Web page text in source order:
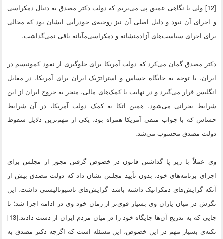
[12] ولی با نگاهی عمیق پی می‌بریم که دولت دکتر مصدق به دنبال دمکراسی
و اجرای آن نبود و دلیل اصلی آن نیز روحیه‌ی خودرأیی ایشان بود که مجالی
برای اجرای سیاست‌های آزادمنشانه و دمکراسی‌مآبانه باقی نمی‌‌گذاشت.
دکتر مصدق گمان می‌کرد که دولت آمریکا برای جلوگیری از نفوذ کمونیسم در
ایران، با توجه به جایگاه حساس و استراتژیک ایران برای آمریکا، در مقابل
انگلیس قرار می‌گیرد و در نهایت با کمک‌های مالی، منجر به خروج ایران از این
شرایط بحرانی می‌شود. همین اتکا به کمک دولت آمریکا، در آن شرایط
حساس که با جواب منفی آمریکا همراه بود، یکی از مهم‌ترین دلایل سقوط
دولت مصدق محسوب می‌شد.
وی عملاً با زیر پا گذاشتن قانون در خصوص گرفتن مجوز از مجلس برای
اجرای برنامه‌های خود، بدون تأیید مجلس نشان داد که دولت مصدق بیش از
آنکه گرایش‌های دمکراتیک داشته باشد، گرایش‌های ناسیونالیستی داشت. این
نگرش در میان یاران وی بسیار قوی‌تر از زمان خود وی در ادامه‌ اجرا شد؛ تا
جایی که به تدریج آن‌ها جایگاه خود را در میان مردم ایران از دست دادند.[13]
نکته‌ی بسیار مهم در این خصوص، این مسئله است که اگرچه دکتر مصدق به